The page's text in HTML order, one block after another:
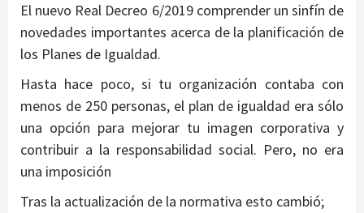
El nuevo Real Decreo 6/2019 comprender un sinfín de
novedades importantes acerca de la planificación de
los Planes de Igualdad.
Hasta hace poco, si tu organización contaba con
menos de 250 personas, el plan de igualdad era sólo
una opción para mejorar tu imagen corporativa y
contribuir a la responsabilidad social. Pero, no era
una imposición
Tras la actualización de la normativa esto cambió;